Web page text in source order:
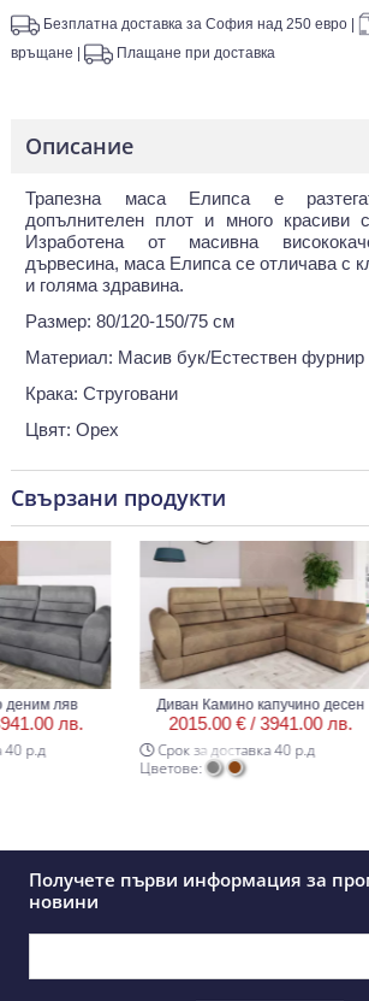
Безплатна доставка за София над 250 евро
връщане
Плащане при доставка
Описание
Трапезна маса Елипса е
допълнителен плот и много красиви
Изработена от масивна
дървесина, маса Елипса се отличава с
и голяма здравина.
Размер: 80/120-150/75 см
Материал: Масив бук/Естествен фурнир
Крака: Струговани
Цвят: Орех
Свързани продукти
ляв
лв.
Диван Камино капучино десен
2015.00 € /3941.00 лв.
Срок за доставка 40 р.д
Цветове:
Получете първи информация за
новини